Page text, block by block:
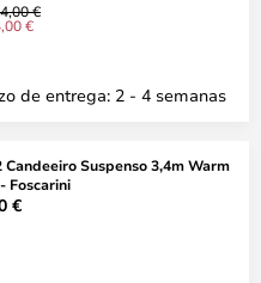
€
€
de entrega: 2 - 4 semanas
Candeeiro Suspenso 3,4m Warm
Foscarini
€